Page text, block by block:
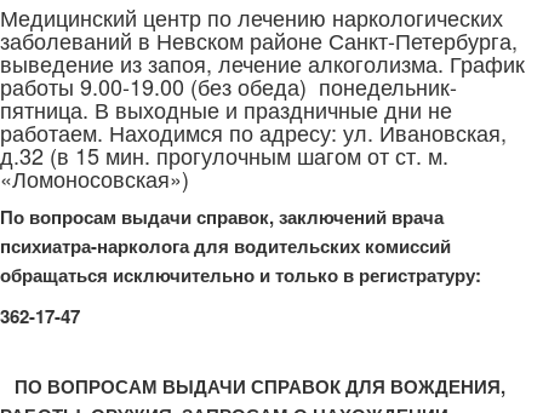
Медицинский центр по лечению наркологических
заболеваний в Невском районе Санкт-Петербурга,
выведение из запоя, лечение алкоголизма. График
работы 9.00-19.00 (без обеда) понедельник-
пятница. В выходные и праздничные дни не
работаем. Находимся по адресу: ул. Ивановская,
д.32 (в 15 мин. прогулочным шагом от ст. м.
«Ломоносовская»)
По вопросам выдачи справок, заключений врача
психиатра-нарколога для водительских комиссий
обращаться исключительно и только в регистратуру:
362-17-47
ПО ВОПРОСАМ ВЫДАЧИ СПРАВОК ДЛЯ ВОЖДЕНИЯ,